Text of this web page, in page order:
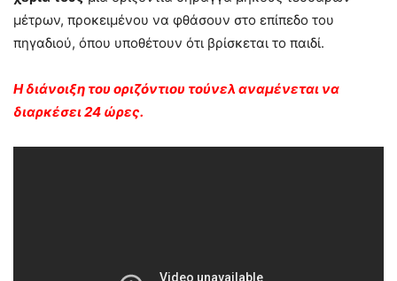
μέτρων, προκειμένου να φθάσουν στο επίπεδο του
πηγαδιού, όπου υποθέτουν ότι βρίσκεται το παιδί.
Η διάνοιξη του οριζόντιου τούνελ αναμένεται να
διαρκέσει 24 ώρες.